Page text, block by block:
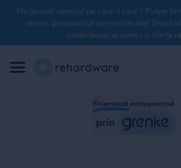
Nu gasesti serverul pe care il cauti? Putem
server, personalizat pe nevoile tale!
contacteaza-ne pentru o oferta
la
Conținut